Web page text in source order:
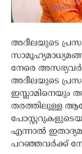
അദീലയുടെ
നേരെ
അദീലയുടെ
ഇസ്ലാമിനെയും
തരത്തിലുള്ള
എന്നാല്‍
പറഞ്ഞവര്‍ക്ക്